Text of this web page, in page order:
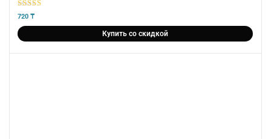
5из 5
720 ₸
Купить со скидкой